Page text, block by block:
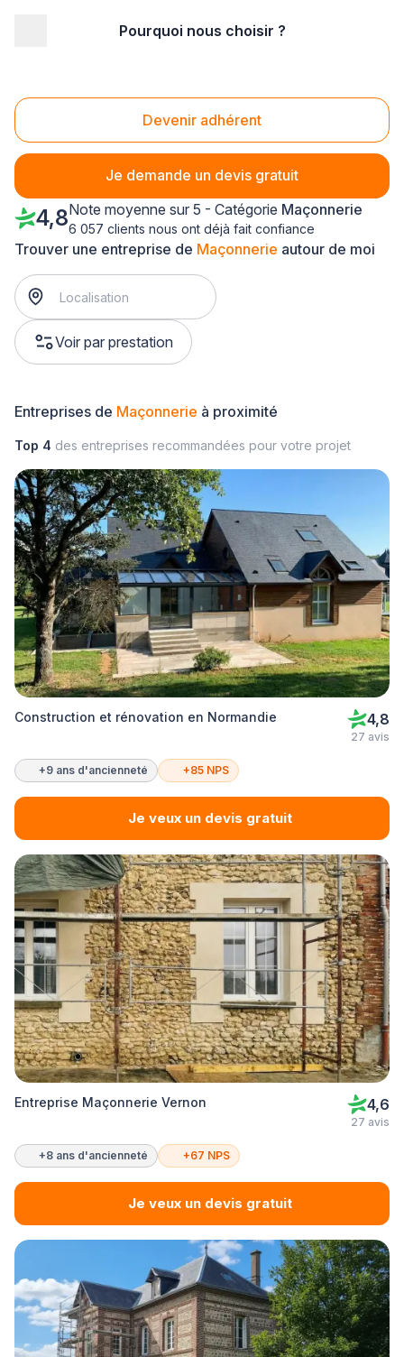
Pourquoi nous choisir ?
Devenir adhérent
Je demande un devis gratuit
Maçonnerie Mont-Saint-Aignan (76130)
Trouver une entreprise de Maçonnerie autour de moi
Voir par prestation
4,8Note moyenne sur 5 - Catégorie Maçonnerie
6 057 clients nous ont déjà fait confiance
Entreprises de Maçonnerie à proximité
Top 4 des entreprises recommandées pour votre projet
Construction et rénovation en Normandie 4,8
27 avis
+9 ans d'ancienneté +85 NPS
Je veux un devis gratuit
Entreprise Maçonnerie Vernon 4,6
27 avis
+8 ans d'ancienneté +67 NPS
Je veux un devis gratuit